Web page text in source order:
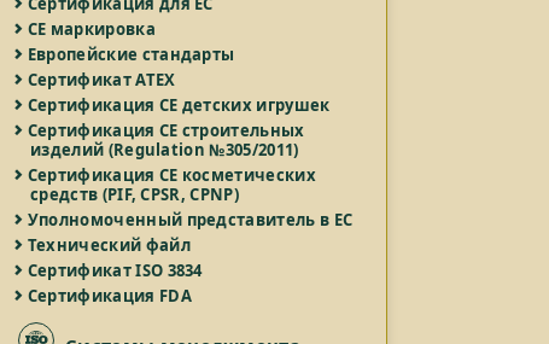
СЕ маркировка
Европейские стандарты
Сертификат ATEX
Сертификация СЕ детских игрушек
Сертификация СЕ строительных
изделий (Regulation №305/2011)
Сертификация СЕ косметических
средств (PIF, CPSR, CPNP)
Уполномоченный представитель в ЕС
Технический файл
Сертификат ISO 3834
Сертификация FDA